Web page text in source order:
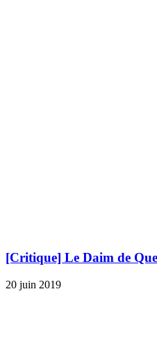
[Critique] Le Daim de
20 juin 2019